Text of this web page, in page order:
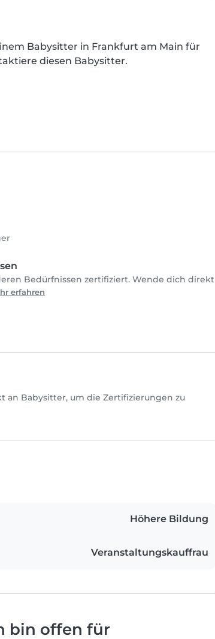
Babysitter in Frankfurt am Main für
diesen Babysitter.
Bedürfnissen zertifiziert. Wende dich direkt
erfahren
an Babysitter, um die Zertifizierungen zu
Höhere Bildung
Veranstaltungskauffrau
bin offen für